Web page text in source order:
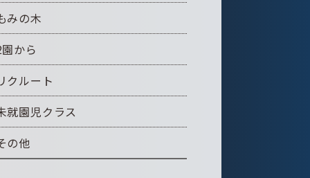
みの木
から
クルート
就園児クラス
の他